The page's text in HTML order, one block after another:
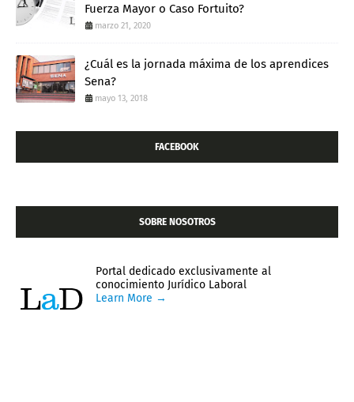
Fuerza Mayor o Caso Fortuito?
marzo 21, 2020
¿Cuál es la jornada máxima de los aprendices
Sena?
mayo 13, 2018
FACEBOOK
SOBRE NOSOTROS
Portal dedicado exclusivamente al
conocimiento Jurídico Laboral
Learn More →